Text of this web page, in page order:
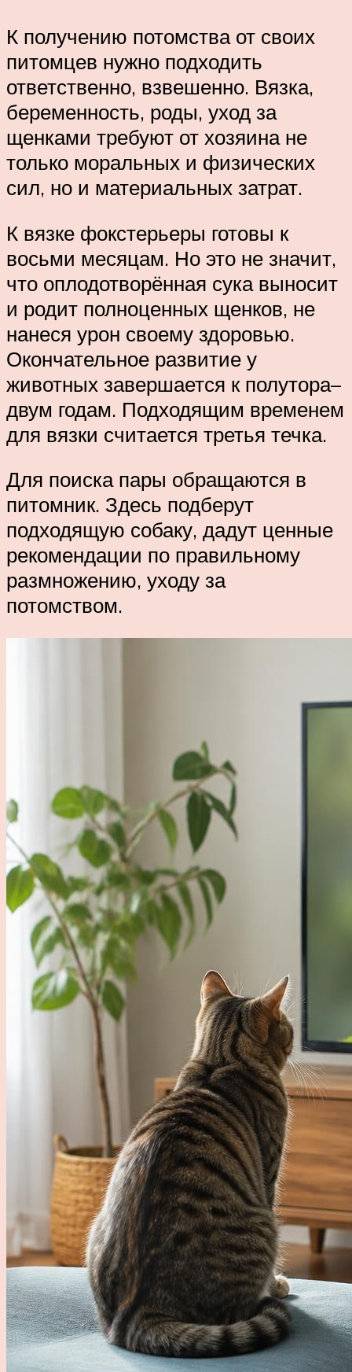
К получению потомства от своих
питомцев нужно подходить
ответственно, взвешенно. Вязка,
беременность, роды, уход за
щенками требуют от хозяина не
только моральных и физических
сил, но и материальных затрат.
К вязке фокстерьеры готовы к
восьми месяцам. Но это не значит,
что оплодотворённая сука выносит
и родит полноценных щенков, не
нанеся урон своему здоровью.
Окончательное развитие у
животных завершается к полутора–
двум годам. Подходящим временем
для вязки считается третья течка.
Для поиска пары обращаются в
питомник. Здесь подберут
подходящую собаку, дадут ценные
рекомендации по правильному
размножению, уходу за
потомством.